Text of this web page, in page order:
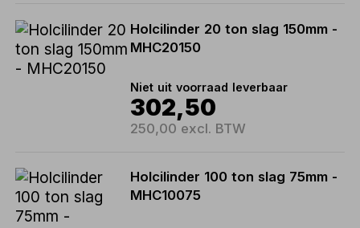
Holcilinder 20 ton slag 150mm -
MHC20150
Niet uit voorraad leverbaar
302,50
250,00 excl. BTW
Holcilinder 100 ton slag 75mm -
MHC10075